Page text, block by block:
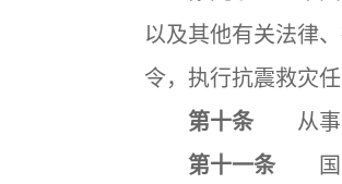
以及其他有关法律
令，执行抗震救灾
第十条 从事防
第十一条 国家